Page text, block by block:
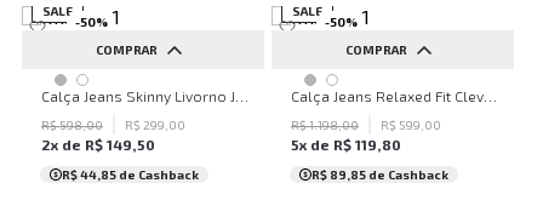
SALE
-50%
COMPRAR
32 34 36 38
40
42
46 48
...
R$598,00 R$ 299 00
2x de R$ 149,50
R$ 44,85 de Cashback
SALE
-50%
COMPRAR
32 34 36 40
42
44
46 48 50
...
R$1.198,00 R$ 599 00
5x de R$ 119,80
R$ 89,85 de Cashback